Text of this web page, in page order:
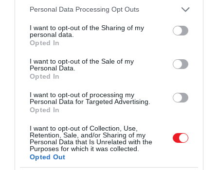
Please note that this website/app uses one or more Google
not limited to your visit or usage behaviour. You may click to
grant or deny consent to Google and its third-party tags to
use your data for below specified purposes in below Google
consent section.
Personal Data Processing Opt Outs
I want to opt-out of the Sharing of my
personal data.
Opted In
I want to opt-out of the Sale of my
Personal Data.
Opted In
I want to opt-out of processing my
Personal Data for Targeted Advertising.
Opted In
I want to opt-out of Collection, Use,
Retention, Sale, and/or Sharing of my
Personal Data that Is Unrelated with the
Purposes for which it was collected.
Opted Out
Krusovszky Dénes: A másik mozaik
(Magvető Kiadó)
Krusovszky Dénes
fordulnak át egy nehezen megmagyarázható, sokszor
szürreális irányba.A történetekben rendre előkerül
emlékezés és a felejtés kérdése
fontos bennük a magány és az, hogy mennyire
bizonytalan tud lenni a valóság érzékelése. A kötet
novelláiban felbukkanó helyzetek egyszerre nagyon
ismerősek és enyhén nyugtalanítóak.